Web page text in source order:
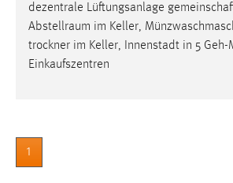
dezentrale Lüftungsanlage
Abstellraum im Keller,
trockner im Keller, Innenstadt in 5 Geh-
Einkaufszentren
1
Login
Name: